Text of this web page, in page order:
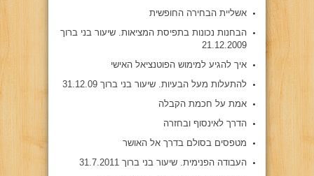
אשליית הבחירה החופשית
הבחנות נכונות בתפיסת המציאות. שיעור בני ברוך
21.12.2009
איך להגיע למימוש הפוטנציאל האישי
להתעלות מעל הבעיות. שיעור בני ברוך 31.12.09
אמת על חכמת הקבלה
הדרך לאינסוף ובחזרה
מטפסים בסולם בדרך אל האושר
העבודה הפנימית. שיעור בני ברוך 31.7.2011